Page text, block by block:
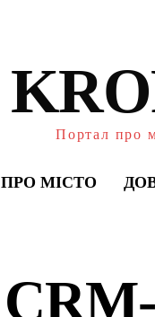
Портал про
ПРО МІСТО